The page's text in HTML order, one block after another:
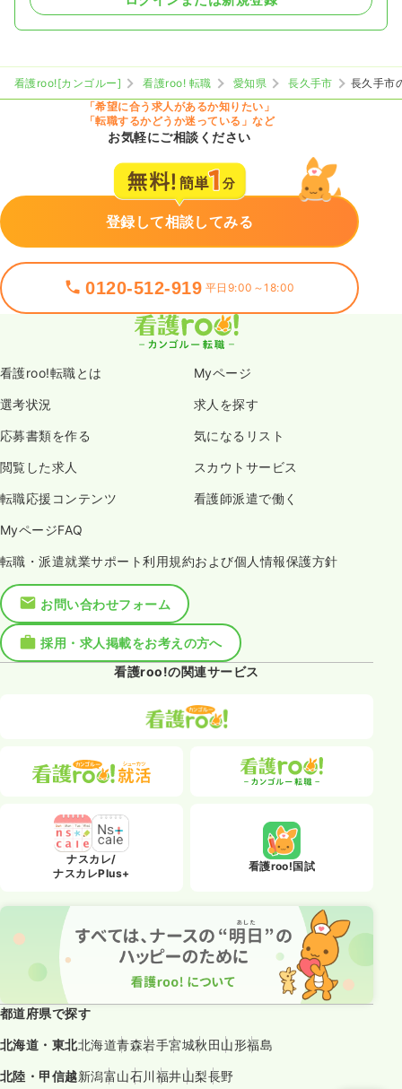
看護roo![カンゴルー] 看護roo! 転職 愛知県 長久手市
長久手市
「希望に合う求人があるか知りたい」
「転職するかどうか迷っている」など
お気軽にご相談ください
登録して相談してみる
0120-512-919 平日9:00～18:00
看護roo!転職とは Myページ
選考状況 求人を探す
応募書類を作る 気になるリスト
閲覧した求人 スカウトサービス
転職応援コンテンツ 看護師派遣で働く
MyページFAQ
転職・派遣就業サポート利用規約および個人情報保護方針
お問い合わせフォーム
採用・求人掲載をお考えの方へ
看護roo!の関連サービス
ナスカレ/
ナスカレPlus+
看護roo!国試
都道府県で探す
北海道・東北北海道青森岩手宮城秋田山形福島
北陸・甲信越新潟富山石川福井山梨長野